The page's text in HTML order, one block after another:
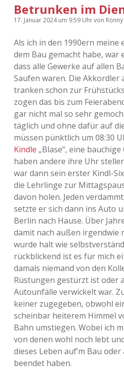
Betrunken im
17. Januar 2024um 9:59 Uhrvon Ronny
Als ich in den 1990ern
dem Bau gemacht habe, war
dass alle Gewerke auf allen
Saufen waren. Die Akkordler
tranken schon zur
zogen das bis zum
gar nicht mal so sehr
täglich und ohne dafür auf
müssen pünktlich um 08:30
Kindle „Blase“, eine bauchige
haben andere ihre Uhr
war dann sein erster Kindl-
die Lehrlinge zur
davon holen. Jeden
setzte er sich dann ins Auto
Berlin nach Hause. Über
damit nach außen irgendwie
wurde halt wie
rückblickend ist es für mich
damals niemand von den
Rüstungen gestürzt ist oder
Autounfälle verwickelt war.
keiner zugegeben, obwohl
scheinbar heiterem Himmel
Bahn umstiegen. Wobei ich
von denen wohl noch lebt
dieses Leben auf’m Bau
beendet haben.